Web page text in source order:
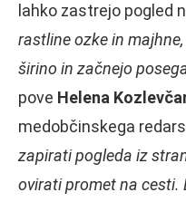
lahko zastrejo pogled
rastline ozke in
širino in začnejo
pove Helena
medobčinskega
zapirati pogleda iz
ovirati promet na